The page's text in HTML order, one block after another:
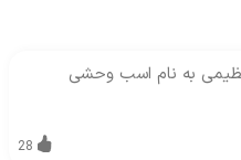
به نام اسب وحشی
28